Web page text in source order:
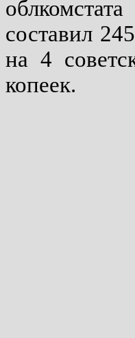
составил
на 4
копеек.